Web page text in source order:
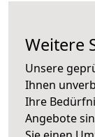
Weitere
Unsere
Ihnen
Ihre
Angebote